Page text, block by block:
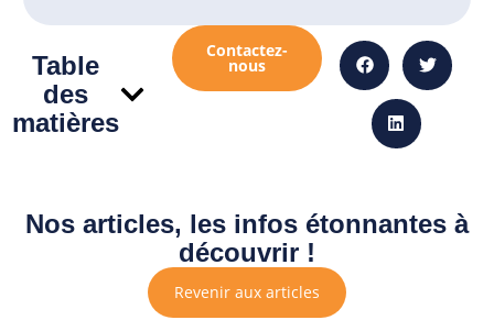
Table
des
matières
Contactez-
nous
Nos articles, les infos étonnantes à
découvrir !
Revenir aux articles